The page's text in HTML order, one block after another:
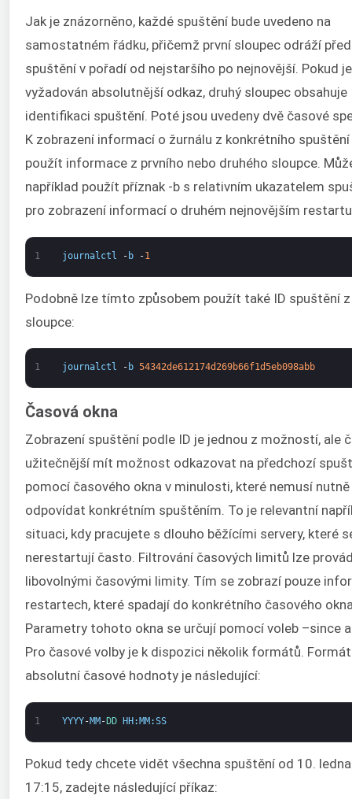
Jak je znázorněno, každé spuštění bude uvedeno na
samostatném řádku, přičemž první sloupec odráží
spuštění v pořadí od nejstaršího po nejnovější. Pokud je
vyžadován absolutnější odkaz, druhý sloupec obsahuje
identifikaci spuštění. Poté jsou uvedeny dvě časové
K zobrazení informací o žurnálu z konkrétního
použít informace z prvního nebo druhého sloupce.
například použít příznak -b s relativním ukazatelem
pro zobrazení informací o druhém nejnovějším
1 journalctl - b -1
Podobně lze tímto způsobem použít také ID spuštění
sloupce:
1 journalctl - b 54342de612174d269b66f1d5eb098abb
Časová okna
Zobrazení spuštění podle ID je jednou z možností, ale
užitečnější mít možnost odkazovat na předchozí
pomocí časového okna v minulosti, které nemusí nutně
odpovídat konkrétním spuštěním. To je relevantní
situaci, kdy pracujete s dlouho běžícími servery, které
nerestartují často. Filtrování časových limitů lze
libovolnými časovými limity. Tím se zobrazí pouze
restartech, které spadají do konkrétního časového
Parametry tohoto okna se určují pomocí voleb –since
Pro časové volby je k dispozici několik formátů. Formát
absolutní časové hodnoty je následující:
1 YYYY-MM-DD HH:MM:SS
Pokud tedy chcete vidět všechna spuštění od 10.
17:15, zadejte následující příkaz: